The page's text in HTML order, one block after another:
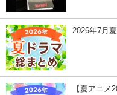
2026年7月
【夏アニメ